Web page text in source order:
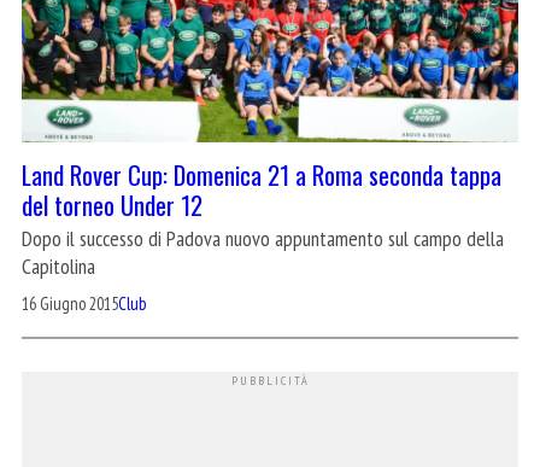
Land Rover Cup: Domenica 21 a Roma seconda tappa
del torneo Under 12
Dopo il successo di Padova nuovo appuntamento sul campo della
Capitolina
16 Giugno 2015Club